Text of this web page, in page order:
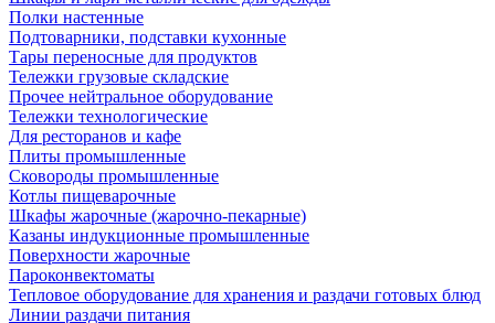
Полки настенные
Подтоварники, подставки кухонные
Тары переносные для продуктов
Тележки грузовые складские
Прочее нейтральное оборудование
Тележки технологические
Для ресторанов и кафе
Плиты промышленные
Сковороды промышленные
Котлы пищеварочные
Шкафы жарочные (жарочно-пекарные)
Казаны индукционные промышленные
Поверхности жарочные
Пароконвектоматы
Тепловое оборудование для хранения и раздачи готовых блюд
Линии раздачи питания